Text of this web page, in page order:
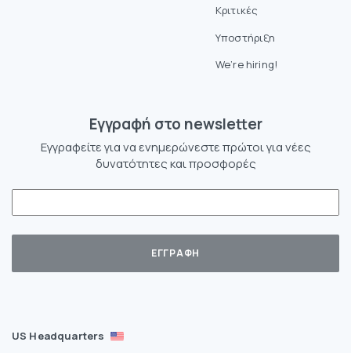
Κριτικές
Υποστήριξη
We’re hiring!
Eγγραφή στο newsletter
Εγγραφείτε για να ενημερώνεστε πρώτοι για νέες
δυνατότητες και προσφορές
US Headquarters